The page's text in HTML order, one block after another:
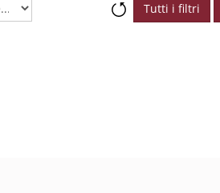
Tutti i filtri